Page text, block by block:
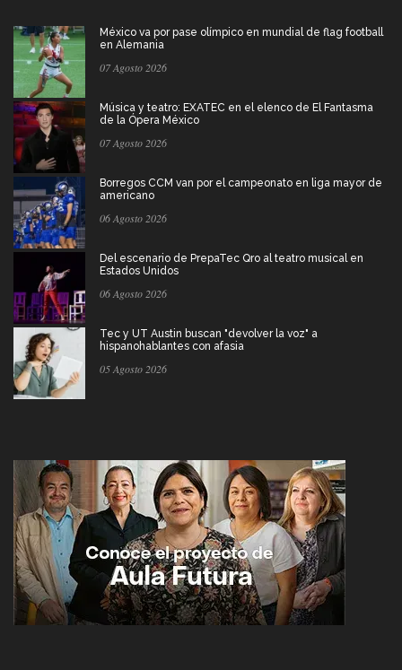
México va por pase olímpico en mundial de flag football
en Alemania
07 Agosto 2026
Música y teatro: EXATEC en el elenco de El Fantasma
de la Ópera México
07 Agosto 2026
Borregos CCM van por el campeonato en liga mayor de
americano
06 Agosto 2026
Del escenario de PrepaTec Qro al teatro musical en
Estados Unidos
06 Agosto 2026
Tec y UT Austin buscan "devolver la voz" a
hispanohablantes con afasia
05 Agosto 2026